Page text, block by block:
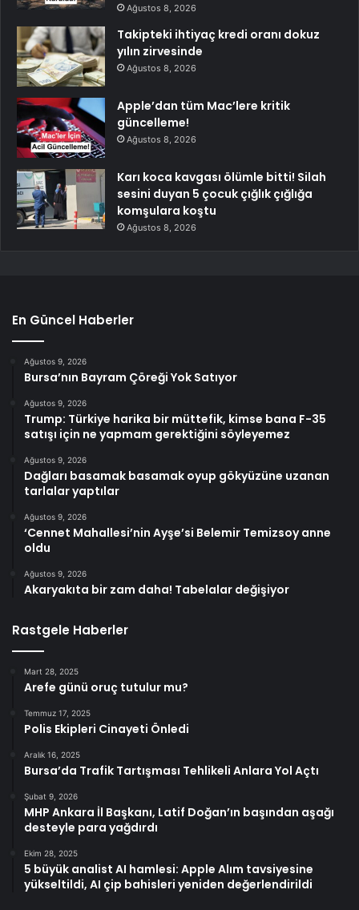
Ağustos 8, 2026
Takipteki ihtiyaç kredi oranı dokuz
yılın zirvesinde
Ağustos 8, 2026
Apple’dan tüm Mac’lere kritik
güncelleme!
Ağustos 8, 2026
Karı koca kavgası ölümle bitti! Silah
sesini duyan 5 çocuk çığlık çığlığa
komşulara koştu
Ağustos 8, 2026
En Güncel Haberler
Ağustos 9, 2026
Bursa’nın Bayram Çöreği Yok Satıyor
Ağustos 9, 2026
Trump: Türkiye harika bir müttefik, kimse bana F-35
satışı için ne yapmam gerektiğini söyleyemez
Ağustos 9, 2026
Dağları basamak basamak oyup gökyüzüne uzanan
tarlalar yaptılar
Ağustos 9, 2026
‘Cennet Mahallesi’nin Ayşe’si Belemir Temizsoy anne
oldu
Ağustos 9, 2026
Akaryakıta bir zam daha! Tabelalar değişiyor
Rastgele Haberler
Mart 28, 2025
Arefe günü oruç tutulur mu?
Temmuz 17, 2025
Polis Ekipleri Cinayeti Önledi
Aralık 16, 2025
Bursa’da Trafik Tartışması Tehlikeli Anlara Yol Açtı
Şubat 9, 2026
MHP Ankara İl Başkanı, Latif Doğan’ın başından aşağı
desteyle para yağdırdı
Ekim 28, 2025
5 büyük analist AI hamlesi: Apple Alım tavsiyesine
yükseltildi, AI çip bahisleri yeniden değerlendirildi